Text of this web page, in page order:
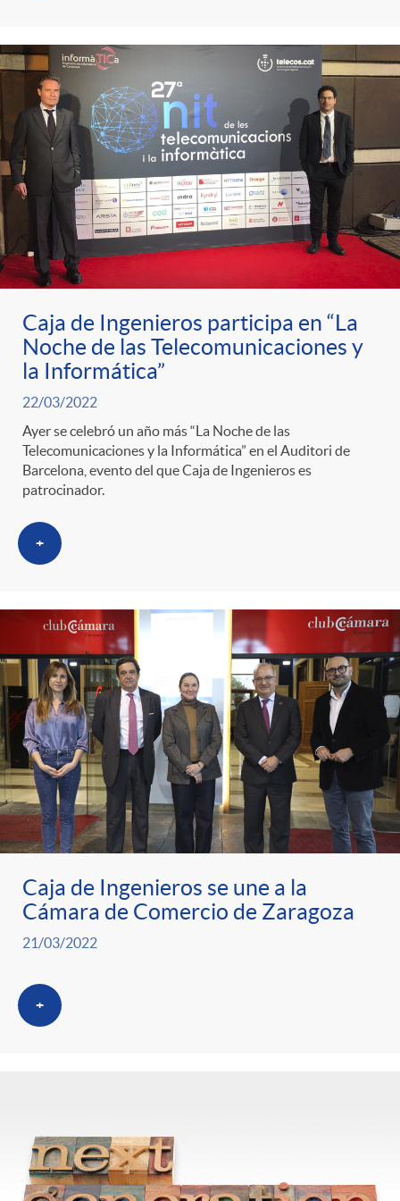
r
o
C
a
t
e
g
o
r
a
s
n
i
d
o
s
Caja de Ingenieros participa en “La
Noche de las Telecomunicaciones y
la Informática”
22/03/2022
Ayer se celebró un año más “La Noche de las
Telecomunicaciones y la Informática” en el Auditori de
Barcelona, evento del que Caja de Ingenieros es
patrocinador.
+
Caja de Ingenieros se une a la
Cámara de Comercio de Zaragoza
21/03/2022
+